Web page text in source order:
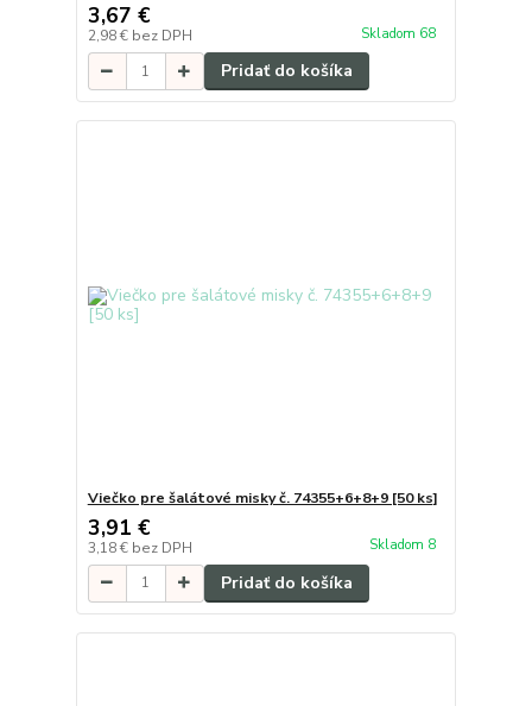
3,67 €
2,98 € bez DPH Skladom 68
Pridať do košíka
Viečko pre šalátové misky č. 74355+6+8+9 [50 ks]
3,91 €
3,18 € bez DPH Skladom 8
Pridať do košíka